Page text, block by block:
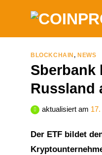
BLOCKCHAIN,NEWS
Sberbank
Russland
aktualisiert am
Der ETF bildet